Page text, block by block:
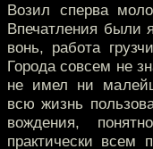
Возил сперва
Впечатления были
вонь, работа
Города совсем не
не имел ни
всю жизнь
вождения,
практически всем